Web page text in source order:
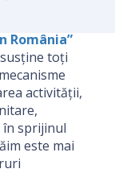
România”
toți
activității,
în sprijinul
este mai